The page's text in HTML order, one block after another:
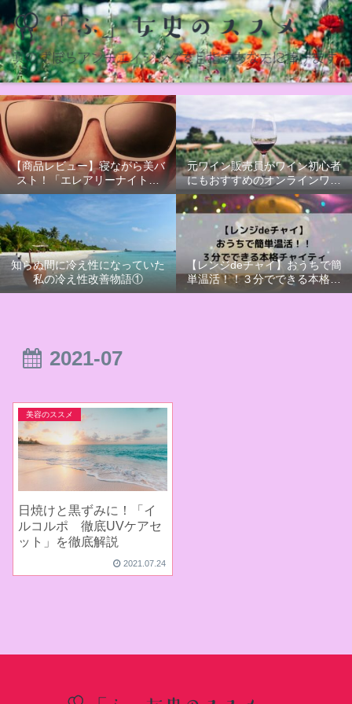
【商品レビュー】寝ながら美バ
スト！「エレアリーナイトブ
ラ」かわいいだけじゃないナイ
トブラ
元ワイン販売員がワイン初心者
にもおすすめのオンラインワイ
ンオーダーサービス【ポケット
ソムリエ】を利用してみた
知らぬ間に冷え性になっていた
私の冷え性改善物語①
【レンジdeチャイ】おうちで簡
単温活！！３分でできる本格チ
ャイティ【PR】
2021-07
美容のススメ
日焼けと黒ずみに！「イ
ルコルポ 徹底UVケアセ
ット」を徹底解説
2021.07.24